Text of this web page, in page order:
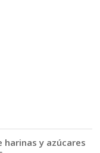
y azúcares